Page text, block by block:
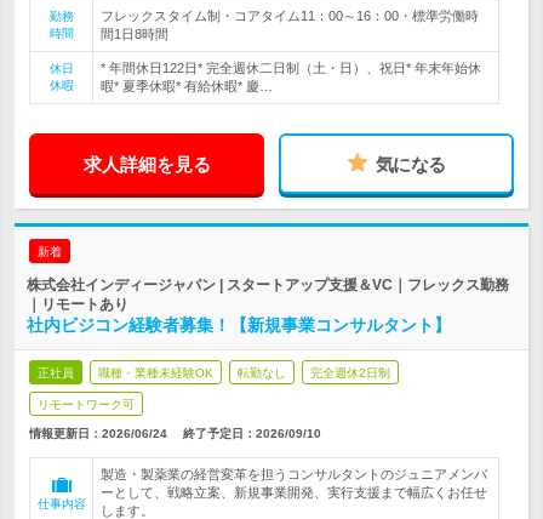
勤務
時間
フレックスタイム制・コアタイム11：00～16：00・標準労働時
間1日8時間
休日
休暇
* 年間休日122日* 完全週休二日制（土・日）、祝日* 年末年始休
暇* 夏季休暇* 有給休暇* 慶…
求人詳細を見る 気になる
新着
株式会社インディージャパン | スタートアップ支援＆VC｜フレックス勤務
｜リモートあり
社内ビジコン経験者募集！【新規事業コンサルタント】
正社員 職種・業種未経験OK 転勤なし 完全週休2日制
リモートワーク可
情報更新日：2026/06/24 終了予定日： 2026/09/10
仕事内容
製造・製薬業の経営変革を担うコンサルタントのジュニアメンバ
ーとして、戦略立案、新規事業開発、実行支援まで幅広くお任せ
します。